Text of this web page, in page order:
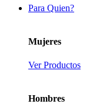
Para Quien?
Mujeres
Ver Productos
Hombres